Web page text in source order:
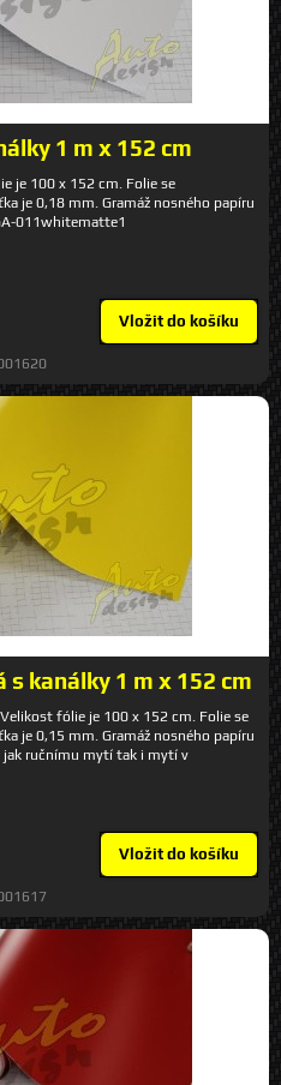
1 m x 152 cm
je 100 x 152 cm. Folie se
je 0,18 mm. Gramáž nosného papíru
011whitematte1
Vložit do košíku
kanálky 1 m x 152 cm
fólie je 100 x 152 cm. Folie se
je 0,15 mm. Gramáž nosného papíru
jak ručnímu mytí tak i mytí v
Vložit do košíku